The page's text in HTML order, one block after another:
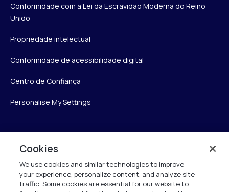
Conformidade com a Lei da Escravidão Moderna do Reino
Unido
Propriedade intelectual
Conformidade de acessibilidade digital
Centro de Confiança
Personalise My Settings
Verint
Verint Systems Inc.
175 Broadhollow Rd, Ste 100
Cookies
We use cookies and similar technologies to improve
your experience, personalize content, and analyze site
traffic. Some cookies are essential for our website to